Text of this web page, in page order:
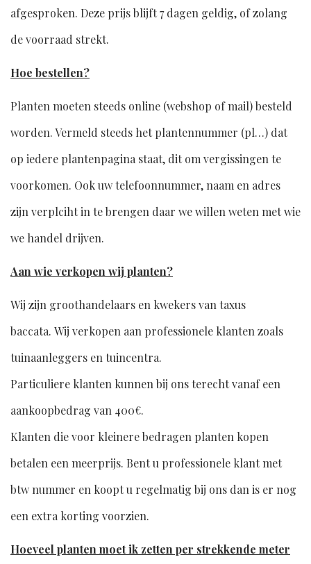
afgesproken. Deze prijs blijft 7 dagen geldig, of zolang
de voorraad strekt.
Hoe bestellen?
Planten moeten steeds online (webshop of mail) besteld
worden. Vermeld steeds het plantennummer (pl…) dat
op iedere plantenpagina staat, dit om vergissingen te
voorkomen. Ook uw telefoonnummer, naam en adres
zijn verplciht in te brengen daar we willen weten met wie
we handel drijven.
Aan wie verkopen wij planten?
Wij zijn groothandelaars en kwekers van taxus
baccata. Wij verkopen aan professionele klanten zoals
tuinaanleggers en tuincentra.
Particuliere klanten kunnen bij ons terecht vanaf een
aankoopbedrag van 400€.
Klanten die voor kleinere bedragen planten kopen
betalen een meerprijs. Bent u professionele klant met
btw nummer en koopt u regelmatig bij ons dan is er nog
een extra korting voorzien.
Hoeveel planten moet ik zetten per strekkende meter